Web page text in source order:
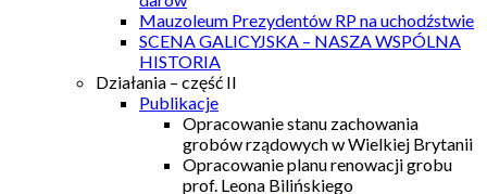
Mauzoleum Prezydentów RP na uchodźstwie
SCENA GALICYJSKA – NASZA WSPÓLNA
HISTORIA
Działania – część II
Publikacje
Opracowanie stanu zachowania
grobów rządowych w Wielkiej Brytanii
Opracowanie planu renowacji grobu
prof. Leona Bilińskiego